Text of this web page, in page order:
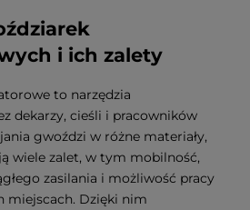
i ich zalety
to narzędzia
dekarzy, cieśli i pracowników
gwoździ w różne materiały,
wiele zalet, w tym mobilność,
zasilania i możliwość pracy
miejscach. Dzięki nim